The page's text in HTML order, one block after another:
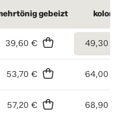
gebeizt
39,60 € 49,30 €
53,70 € 64,00 €
57,20 € 68,90 €